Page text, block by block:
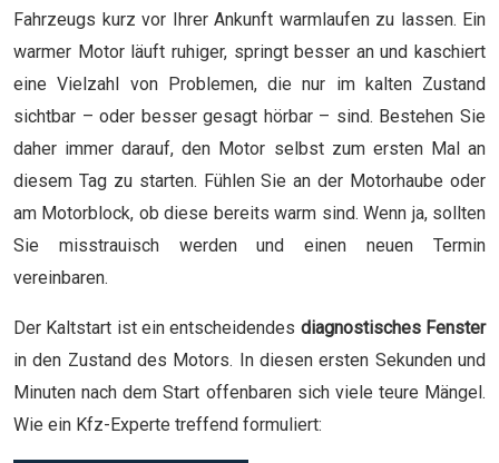
Fahrzeugs kurz vor Ihrer Ankunft warmlaufen zu lassen. Ein
warmer Motor läuft ruhiger, springt besser an und kaschiert
eine Vielzahl von Problemen, die nur im kalten Zustand
sichtbar – oder besser gesagt hörbar – sind. Bestehen Sie
daher immer darauf, den Motor selbst zum ersten Mal an
diesem Tag zu starten. Fühlen Sie an der Motorhaube oder
am Motorblock, ob diese bereits warm sind. Wenn ja, sollten
Sie misstrauisch werden und einen neuen Termin
vereinbaren.
Der Kaltstart ist ein entscheidendes diagnostisches Fenster
in den Zustand des Motors. In diesen ersten Sekunden und
Minuten nach dem Start offenbaren sich viele teure Mängel.
Wie ein Kfz-Experte treffend formuliert: